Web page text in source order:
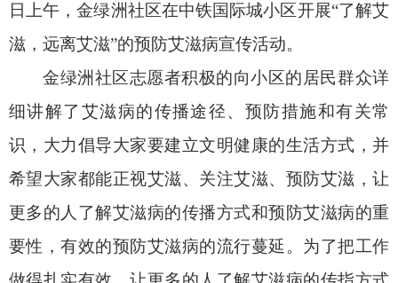
日上午，金绿洲社区在中铁国际城小区开展“了解艾
滋 ，远离艾滋”的预防艾滋病宣传活动。
金绿洲社区志愿者积极的向小区的 居民群众详
细讲解了艾滋病的传播途径、预防措施和有关常
识，大力倡导大家要建立文明健康的生活方式，并
希望大家都能正视艾滋、关注艾滋、预防艾滋，让
更多的人了解艾滋病的传播方式和预防艾滋病的重
要性，有效的预防艾滋病的流行蔓延。为了把工作